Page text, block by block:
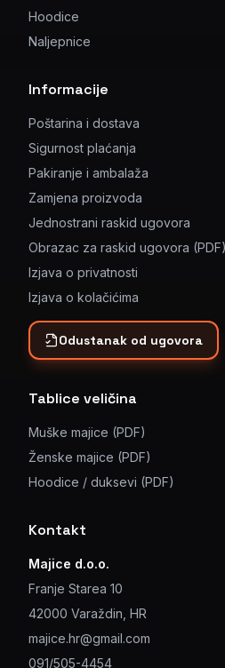
Hoodice
Naljepnice
Informacije
Poštarina i dostava
Sigurnost plaćanja
Pakiranje i ambalaža
Zamjena proizvoda
Jednostrani raskid ugovora
Obrazac za raskid ugovora (PDF)
Izjava o privatnosti
Izjava o kolačićima
Odustanak od ugovora
Tablice veličina
Muške majice (PDF)
Ženske majice (PDF)
Hoodice / duksevi (PDF)
Kontakt
Majice d.o.o.
Franje Starea 10
42000 Varaždin, HR
majice.hr@gmail.com
091/505-4454